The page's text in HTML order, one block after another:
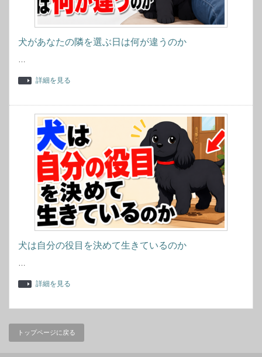
犬があなたの隣を選ぶ日は何が違うのか
…
詳細を見る
犬は自分の役目を決めて生きているのか
…
詳細を見る
トップページに戻る